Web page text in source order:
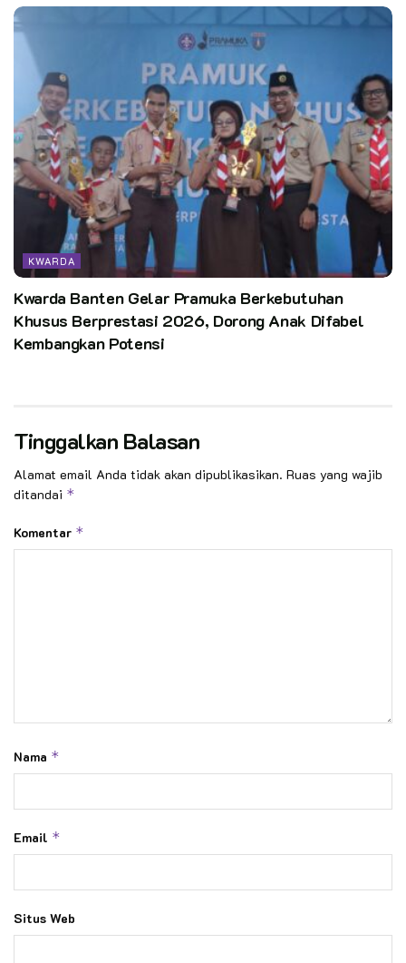
KWARDA
Kwarda Banten Gelar Pramuka Berkebutuhan
Khusus Berprestasi 2026, Dorong Anak Difabel
Kembangkan Potensi
Tinggalkan Balasan
Alamat email Anda tidak akan dipublikasikan. Ruas yang wajib
ditandai *
Komentar *
Nama *
Email *
Situs Web